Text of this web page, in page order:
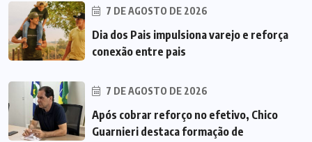
7 DE AGOSTO DE 2026
Dia dos Pais impulsiona varejo e reforça
conexão entre pais
7 DE AGOSTO DE 2026
Após cobrar reforço no efetivo, Chico
Guarnieri destaca formação de